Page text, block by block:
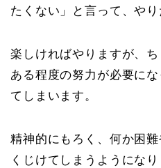
たくない」と言って、やり
楽しければやりますが、ち
ある程度の努力が必要に
てしまいます。
精神的にもろく、何か困
くじけてしまうようになり